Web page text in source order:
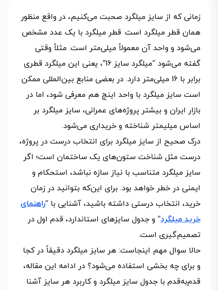
زمانی که از سایز میلگرد صحبت می‌کنیم، در واقع منظور
همان قطر میلگرد است. قطر میلگرد با یک عدد مشخص
می‌شود و واحد آن معمولاً میلی‌متر است. مثلاً وقتی
گفته می‌شود “میلگرد سایز 16″، یعنی این میلگرد قطری
برابر با 16 میلی‌متر دارد. در بعضی منابع بین‌المللی ممکن
است سایز میلگرد با واحد اینچ هم معرفی شود، اما در
بازار ایران و بیشتر پروژه‌های عمرانی، سایز میلگرد بر
اساس میلیمتر شناخته و خریداری می‌شود.
درک صحیح از سایز میلگرد برای انتخاب درست در پروژه،
درست مثل شناخت ستون‌های یک ساختمان است؛ اگر
سایز میلگرد متناسب با نیاز سازه نباشد، استحکام و
ایمنی در خطر خواهد بود. برای این‌که بتوانید در زمان
خرید، انتخاب درستی داشته باشید، آشنایی با “راهنمای
خرید میلگرد” و جدول سایزهای استاندارد، قدم اول در
تصمیم‌گیری است.
حالا سوال مهم اینجاست: هر سایز میلگرد دقیقاً در کجا
و برای چه بخشی استفاده می‌شود؟ در ادامه این مقاله،
قدم‌به‌قدم با جدول سایز میلگرد و کاربرد هر سایز آشنا